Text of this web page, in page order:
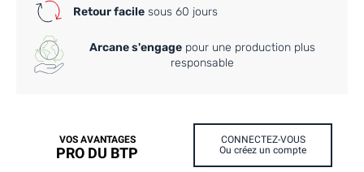
Retour facile sous 60 jours
Arcane s'engage pour une production plus
responsable
VOS AVANTAGES
PRO DU BTP
CONNECTEZ-VOUS
Ou créez un compte